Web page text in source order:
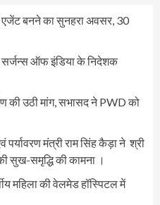
एजेंट बनने का सुनहरा अवसर, 30
ऑफ इंडिया के निदेशक
की उठी मांग, सभासद ने PWD को
मंत्री राम सिंह कैड़ा ने श्री
सुख-समृद्धि की कामना ।
महिला की वेलमेड हॉस्पिटल में